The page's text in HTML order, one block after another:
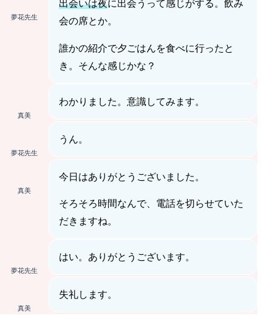
夢花先生
出会いは夜に出会うって感じがする。飲み
会の席とか。
誰かの紹介で夕ごはんを食べに行ったと
き。そんな感じかな？
真美
わかりました。意識してみます。
夢花先生
うん。
真美
今日はありがとうございました。
そろそろ時間なんで、電話を切らせていた
だきますね。
夢花先生
はい。ありがとうございます。
真美
失礼します。